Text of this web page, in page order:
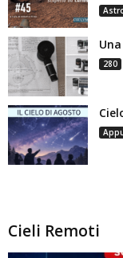
280
Cieli Remoti